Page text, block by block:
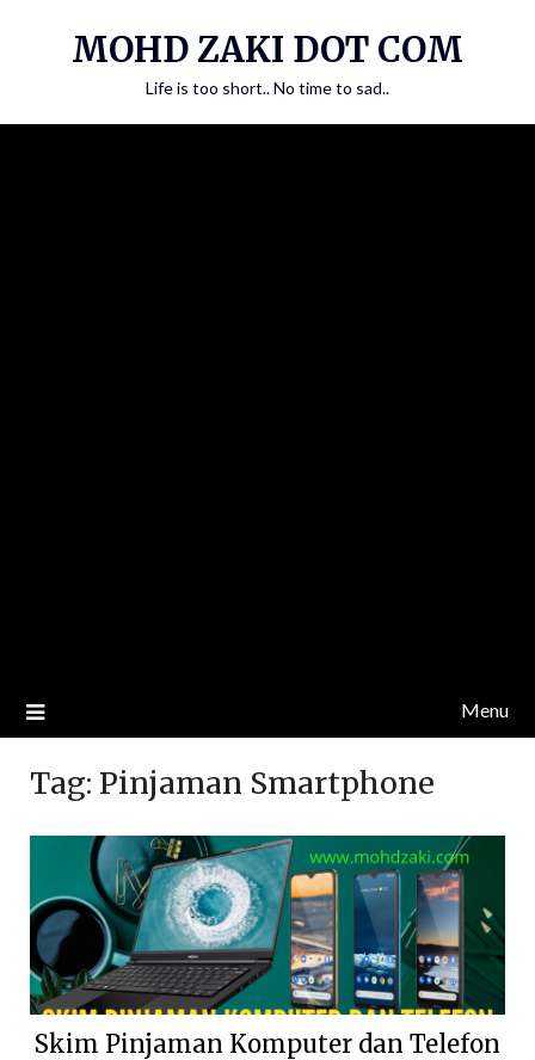
MOHD ZAKI DOT COM
Life is too short.. No time to sad..
Menu
Tag: Pinjaman Smartphone
Skim Pinjaman Komputer dan Telefon